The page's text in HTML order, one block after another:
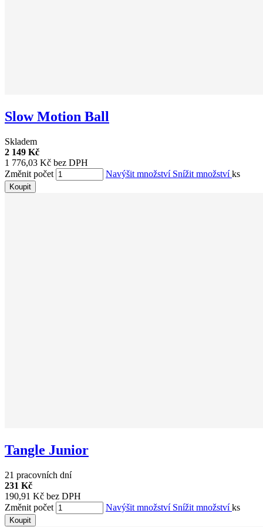
Slow Motion Ball
Skladem
2 149 Kč
1 776,03 Kč bez DPH
Změnit počet
Navýšit množství Snížit množstvíks
Koupit
Tangle Junior
21 pracovních dní
231 Kč
190,91 Kč bez DPH
Změnit počet
Navýšit množství Snížit množstvíks
Koupit